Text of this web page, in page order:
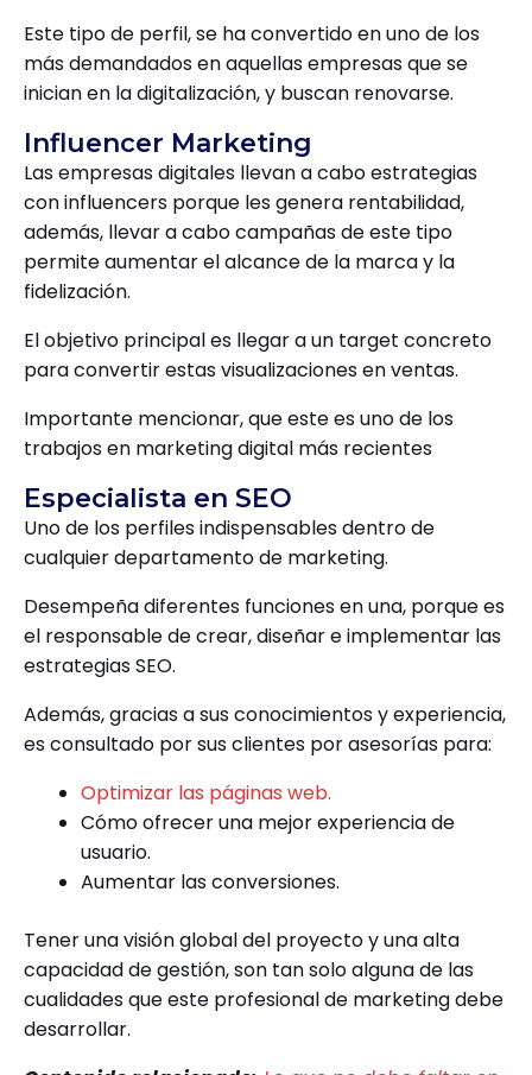
Este tipo de perfil, se ha convertido en uno de los
más demandados en aquellas empresas que se
inician en la digitalización, y buscan renovarse.
Influencer Marketing
Las empresas digitales llevan a cabo estrategias
con influencers porque les genera rentabilidad,
además, llevar a cabo campañas de este tipo
permite aumentar el alcance de la marca y la
fidelización.
El objetivo principal es llegar a un target concreto
para convertir estas visualizaciones en ventas.
Importante mencionar, que este es uno de los
trabajos en marketing digital más recientes
Especialista en SEO
Uno de los perfiles indispensables dentro de
cualquier departamento de marketing.
Desempeña diferentes funciones en una, porque es
el responsable de crear, diseñar e implementar las
estrategias SEO.
Además, gracias a sus conocimientos y experiencia,
es consultado por sus clientes por asesorías para:
Optimizar las páginas web.
Cómo ofrecer una mejor experiencia de
usuario.
Aumentar las conversiones.
Tener una visión global del proyecto y una alta
capacidad de gestión, son tan solo alguna de las
cualidades que este profesional de marketing debe
desarrollar.